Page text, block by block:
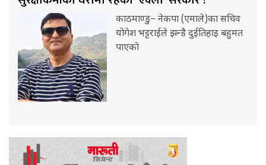
काठमाण्डु– नेकपा (एमाले)का सचिव
योगेश भट्टराईले झन्डै दुईतिहाइ बहुमत
पाएको